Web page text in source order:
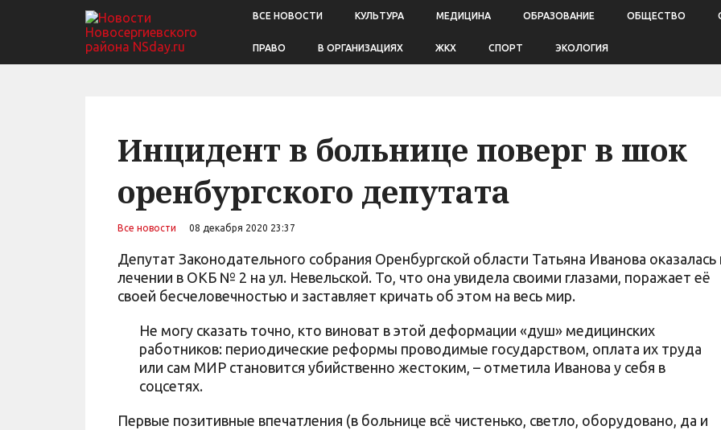
ВСЕ НОВОСТИ КУЛЬТУРА МЕДИЦИНА ОБРАЗОВАНИЕ ОБЩЕСТВО
ПРАВО В ОРГАНИЗАЦИЯХ ЖКХ СПОРТ ЭКОЛОГИЯ
Инцидент в больнице поверг в шок
оренбургского депутата
Все новости 08 декабря 2020 23:37
Депутат Законодательного собрания Оренбургской области Татьяна Иванова оказалась
лечении в ОКБ № 2 на ул. Невельской. То, что она увидела своими глазами, поражает её
своей бесчеловечностью и заставляет кричать об этом на весь мир.
Не могу сказать точно, кто виноват в этой деформации «душ» медицинских
работников: периодические реформы проводимые государством, оплата их труда
или сам МИР становится убийственно жестоким, – отметила Иванова у себя в
соцсетях.
Первые позитивные впечатления (в больнице всё чистенько, светло, оборудовано, да и